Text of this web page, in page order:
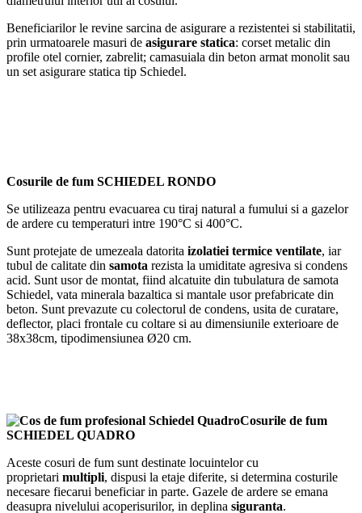
Beneficiarilor le revine sarcina de asigurare a rezistentei si stabilitatii,
prin urmatoarele masuri de asigurare statica: corset metalic din
profile otel cornier, zabrelit; camasuiala din beton armat monolit sau
un set asigurare statica tip Schiedel.
Cosurile de fum SCHIEDEL RONDO
Se utilizeaza pentru evacuarea cu tiraj natural a fumului si a gazelor
de ardere cu temperaturi intre 190°C si 400°C.
Sunt protejate de umezeala datorita izolatiei termice ventilate, iar
tubul de calitate din samota rezista la umiditate agresiva si condens
acid. Sunt usor de montat, fiind alcatuite din tubulatura de samota
Schiedel, vata minerala bazaltica si mantale usor prefabricate din
beton. Sunt prevazute cu colectorul de condens, usita de curatare,
deflector, placi frontale cu coltare si au dimensiunile exterioare de
38x38cm, tipodimensiunea Ø20 cm.
Cosurile de fum
SCHIEDEL QUADRO
Aceste cosuri de fum sunt destinate locuintelor cu
proprietari multipli, dispusi la etaje diferite, si determina costurile
necesare fiecarui beneficiar in parte. Gazele de ardere se emana
deasupra nivelului acoperisurilor, in deplina siguranta.